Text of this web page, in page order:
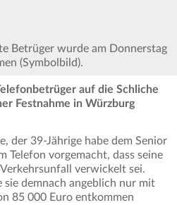
Betrüger wurde am Donnerstag
(Symbolbild).
auf die Schliche
Festnahme in Würzburg
der 39-Jährige habe dem Senior
Telefon vorgemacht, dass seine
verwickelt sei.
sie demnach angeblich nur mit
85 000 Euro entkommen